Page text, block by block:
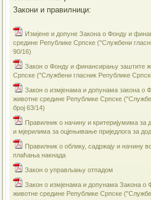
Закони и правилници:
Измјенe и допуне Закона о Фонду и
средине Републике Српске ("Службени
90/16)
Закон о Фонду и финансирању заштите
Српске ("Службени гласник Републике
Закон о измјенама и допунама закона
животне средине Републике Српске
број 63/14)
Правилник о начину и критеријумима за
и мјерилима за оцјењивање приједлога за
Правилник о облику, садржају и начину
плаћања накнада
Закон о управљању отпадом
Закон о измјенама и допунама Закона
животне средине Републике Српске